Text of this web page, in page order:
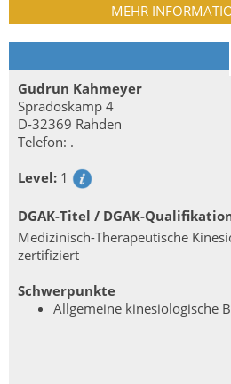
MEHR
Gudrun Kahmeyer
Spradoskamp 4
D-32369 Rahden
Telefon: .
Level: 1
DGAK-Titel / DGAK-
Medizinisch-Therapeutische
zertifiziert
Schwerpunkte
Allgemeine kinesiologische